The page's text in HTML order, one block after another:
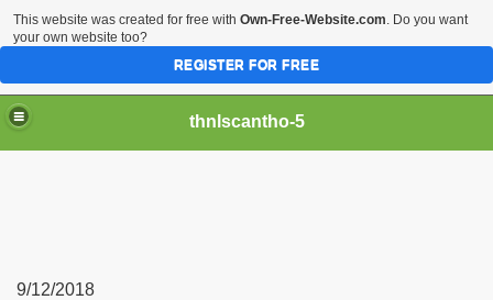
thnlscantho-5
9/12/2018
This website was created for free with Own-Free-Website.com. Do you want
your own website too?
REGISTER FOR FREE